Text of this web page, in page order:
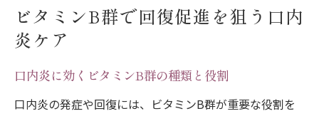
ビタミンB群で回復促進を狙う口内
炎ケア
口内炎に効くビタミンB群の種類と役割
口内炎の発症や回復には、ビタミンB群が重要な役割を